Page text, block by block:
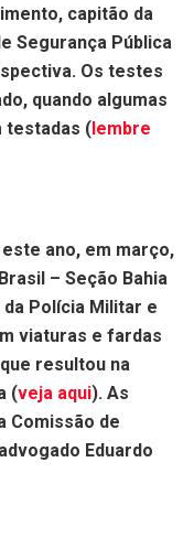
capitão da
Segurança Pública
Os testes
quando algumas
testadas (lembre
ano, em março,
– Seção Bahia
Polícia Militar e
viaturas e fardas
resultou na
(veja aqui). As
Comissão de
Eduardo